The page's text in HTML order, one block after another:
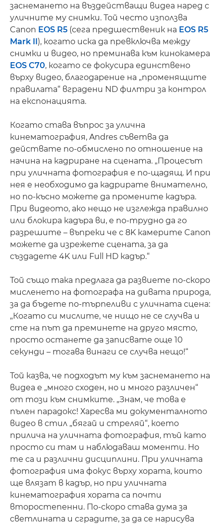
заснемането на въздействащи видеа наред с
уличните му снимки. Той често използва
Canon EOS R5 (сега предшественик на EOS R5
Mark II), когато иска да превключва между
снимки и видео, но преминава към кинокамера
EOS C70, когато се фокусира единствено
върху видео, благодарение на „променящите
правилата“ вградени ND филтри за контрол
на експонацията.
Когато става въпрос за улична
кинематография, Andres съветва да
действате по-обмислено по отношение на
начина на кадриране на сцената. „Процесът
при уличната фотография е по-щадящ. И при
нея е необходимо да кадрирате внимателно,
но по-късно можете да промените кадъра.
При видеото, ако нещо не изглежда правилно
или блокира кадъра ви, е по-трудно да го
разрешите – въпреки че с 8K камерите Canon
можете да изрежете сцената, за да
създадете 4K или Full HD кадър.“
Той също така предлага да развиете по-скоро
мисленето на фотографа на дивата природа,
за да бъдете по-търпеливи с уличната сцена:
„Когато си мислите, че нищо не се случва и
сте на път да преминете на друго място,
просто останете да записвате още 10
секунди – тогава винаги се случва нещо!“
Той казва, че подходът му към заснемането на
видеа е „много сходен, но и много различен“
от този към снимките. „Знам, че това е
пълен парадокс! Харесва ми документалното
видео в стил „бягай и стреляй“, което
прилича на уличната фотография, тъй като
просто си там и наблюдаваш моменти. Но
те са и различни дисциплини. При уличната
фотография има фокус върху хората, които
ще влязат в кадър, но при уличната
кинематография хората са почти
второстепенни. По-скоро става дума за
светлината и сградите, за да се нарисува